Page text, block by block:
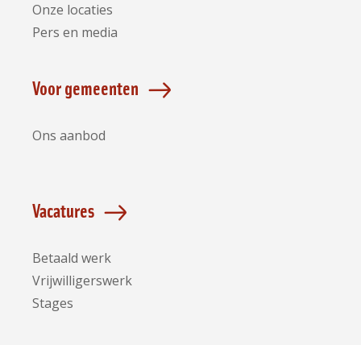
Onze locaties
Pers en media
Voor gemeenten
Ons aanbod
Vacatures
Betaald werk
Vrijwilligerswerk
Stages